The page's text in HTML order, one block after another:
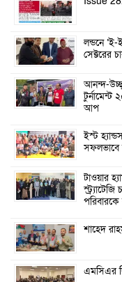
লন্ডনে ‘ই-
সেক্টরের
আনন্দ-
টুর্নামেন্ট
আপ
ইস্ট
সফলভাবে
টাওয়ার
স্ট্র্যাটেজি
পরিবারকে
শাহেদ
এমসিএর